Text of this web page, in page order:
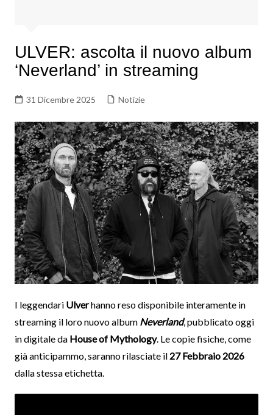
ULVER: ascolta il nuovo album
‘Neverland’ in streaming
31 Dicembre 2025 Notizie
I leggendari Ulverhanno reso disponibile interamente in
streaming il loro nuovo album Neverland, pubblicato oggi
in digitale da House of Mythology. Le copie fisiche, come
già anticipammo, saranno rilasciate il 27 Febbraio 2026
dalla stessa etichetta.